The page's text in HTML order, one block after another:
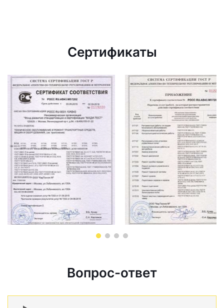
Сертификаты
Вопрос-ответ